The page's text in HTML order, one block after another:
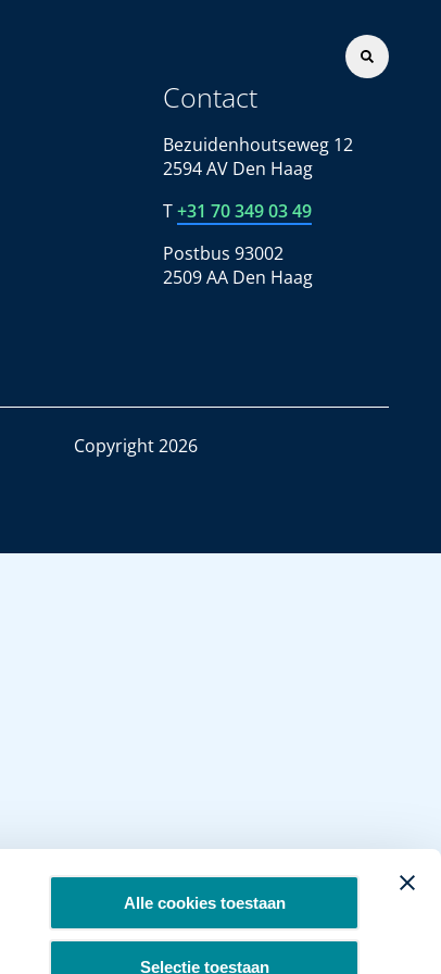
Alle cookies toestaan
Selectie toestaan
Contact
Bezuidenhoutseweg 12
2594 AV Den Haag
T+31 70 349 03 49
Postbus 93002
2509 AA Den Haag
Copyright 2026